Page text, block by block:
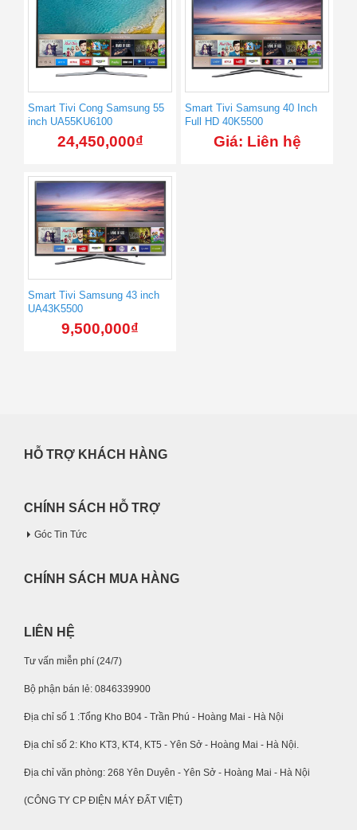
Smart Tivi Cong Samsung 55
inch UA55KU6100
24,450,000₫
Smart Tivi Samsung 40 Inch
Full HD 40K5500
Giá: Liên hệ
Smart Tivi Samsung 43 inch
UA43K5500
9,500,000₫
HỖ TRỢ KHÁCH HÀNG
CHÍNH SÁCH HỖ TRỢ
Góc Tin Tức
CHÍNH SÁCH MUA HÀNG
LIÊN HỆ
Tư vấn miễn phí (24/7)
Bộ phận bán lẻ: 0846339900
Địa chỉ số 1 :Tổng Kho B04 - Trần Phú - Hoàng Mai - Hà Nội
Địa chỉ số 2: Kho KT3, KT4, KT5 - Yên Sở - Hoàng Mai - Hà Nội.
Địa chỉ văn phòng: 268 Yên Duyên - Yên Sở - Hoàng Mai - Hà Nội
(CÔNG TY CP ĐIỆN MÁY ĐẤT VIỆT)